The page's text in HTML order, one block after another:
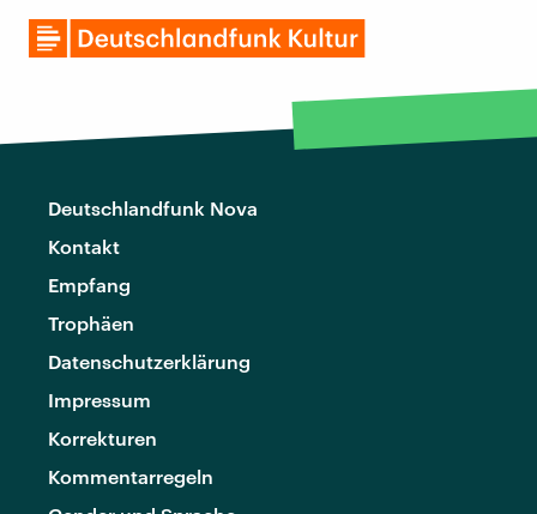
Deutschlandfunk Nova
Kontakt
Empfang
Trophäen
Datenschutzerklärung
Impressum
Korrekturen
Kommentarregeln